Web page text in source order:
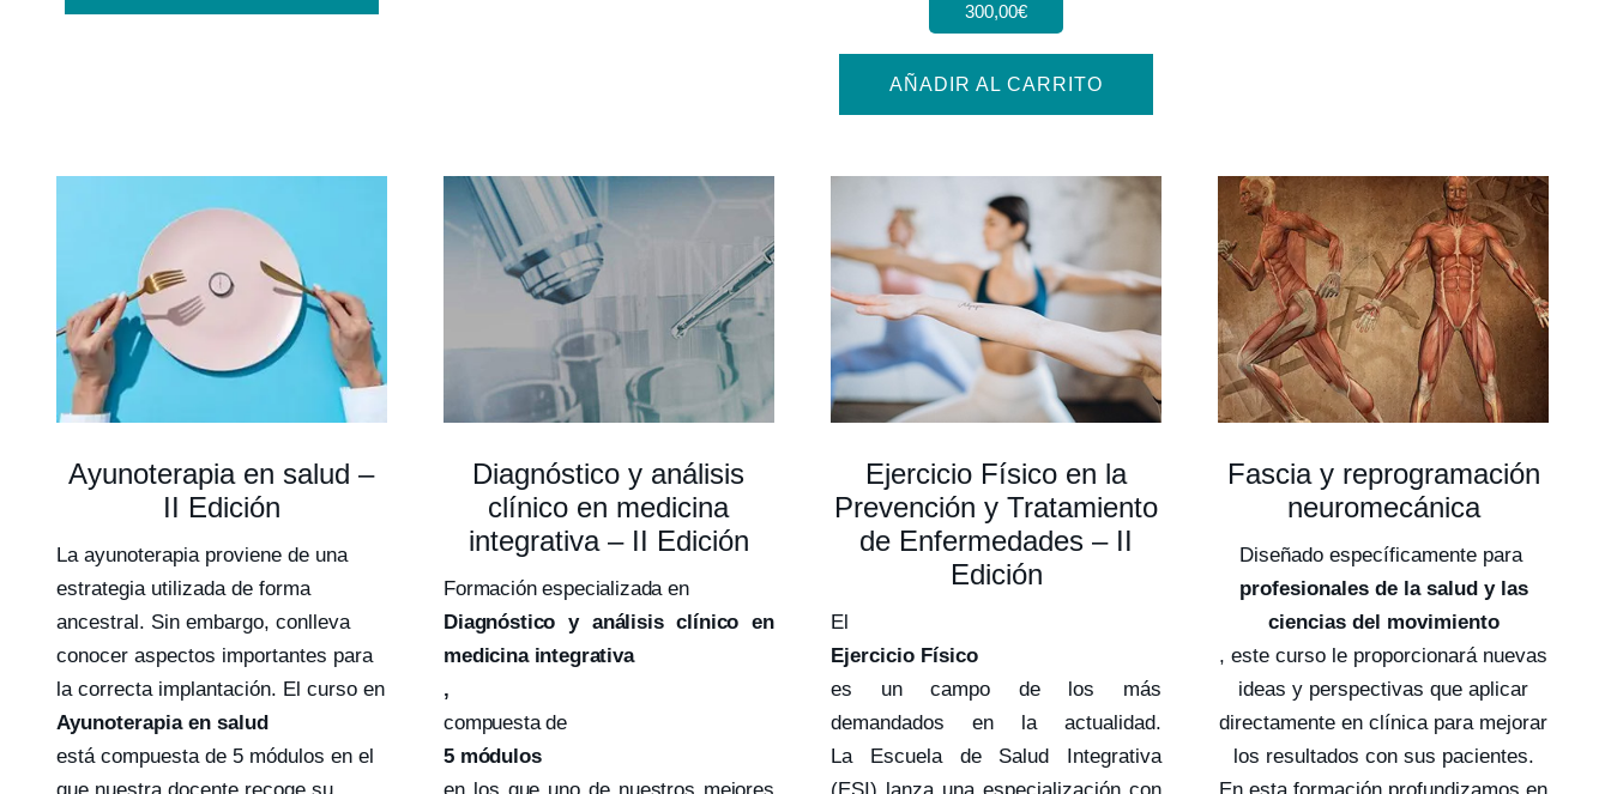
300,00€
AÑADIR AL CARRITO
Ayunoterapia en salud –
II Edición
La ayunoterapia proviene de una
estrategia utilizada de forma
ancestral. Sin embargo, conlleva
conocer aspectos importantes para
la correcta implantación. El curso en
Ayunoterapia en salud
está compuesta de 5 módulos en el
Diagnóstico y análisis
clínico en medicina
integrativa – II Edición
Formación especializada en
Diagnóstico y análisis clínico en
medicina integrativa
,
compuesta de
5 módulos
Ejercicio Físico en la
Prevención y Tratamiento
de Enfermedades – II
Edición
El
Ejercicio Físico
es un campo de los más
demandados en la actualidad.
La Escuela de Salud Integrativa
Fascia y reprogramación
neuromecánica
Diseñado específicamente para
profesionales de la salud y las
ciencias del movimiento
, este curso le proporcionará nuevas
ideas y perspectivas que aplicar
directamente en clínica para mejorar
los resultados con sus pacientes.